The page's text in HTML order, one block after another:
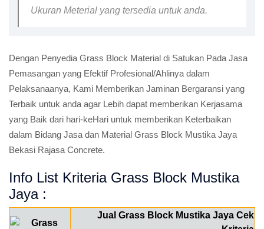
Ukuran Meterial yang tersedia untuk anda.
Dengan Penyedia Grass Block Material di Satukan Pada Jasa
Pemasangan yang Efektif Profesional/Ahlinya dalam
Pelaksanaanya, Kami Memberikan Jaminan Bergaransi yang
Terbaik untuk anda agar Lebih dapat memberikan Kerjasama
yang Baik dari hari-keHari untuk memberikan Keterbaikan
dalam Bidang Jasa dan Material Grass Block Mustika Jaya
Bekasi Rajasa Concrete.
Info List Kriteria Grass Block Mustika
Jaya :
Jual Grass Block Mustika Jaya Cek